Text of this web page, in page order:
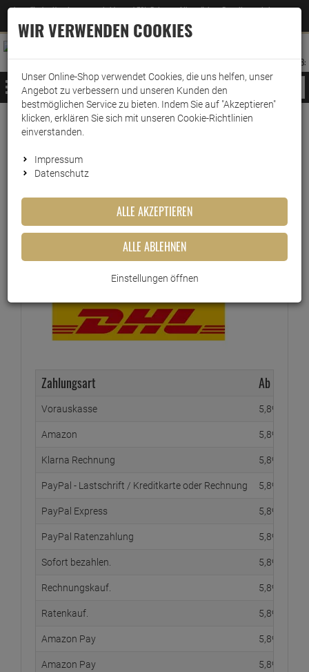
Jetzt für den Newsletter entscheiden und 5% Rabatt auf Ihre nächste Bestellung erhalten
–Zum Newsletter
ANMELDEN
AUFKLAPPEN
MERKZETTEL
WARENKORB:
MENÜ
Versand & Lieferung
Bitte wählen Sie Ihr Lieferland.
DHL Paket
DHL
Zahlungsart Ab
Vorauskasse 5, 89
Amazon 5, 89
Klarna Rechnung 5, 89
PayPal - Lastschrift / Kreditkarte oder Rechnung 5, 89
PayPal Express 5, 89
PayPal Ratenzahlung 5, 89
Sofort bezahlen. 5, 89
Rechnungskauf. 5, 89
Ratenkauf. 5, 89
Amazon Pay 5, 89
Amazon Pay 5, 89
WIR VERWENDEN COOKIES
Unser Online-Shop verwendet Cookies, die uns helfen, unser
Angebot zu verbessern und unseren Kunden den
bestmöglichen Service zu bieten. Indem Sie auf "Akzeptieren"
klicken, erklären Sie sich mit unseren Cookie-Richtlinien
einverstanden.
Impressum
Datenschutz
ALLE AKZEPTIEREN
ALLE ABLEHNEN
Einstellungen öffnen